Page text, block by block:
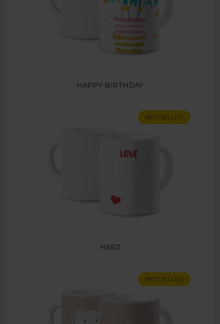
HAPPY BIRTHDAY
HERZ
BESTSELLER
BESTSELLER